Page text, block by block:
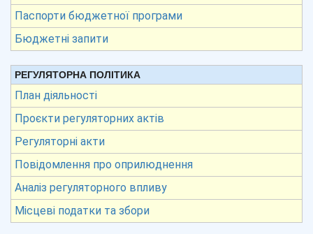
Паспорти бюджетної програми
Бюджетні запити
РЕГУЛЯТОРНА ПОЛІТИКА
План діяльності
Проєкти регуляторних актів
Регуляторні акти
Повідомлення про оприлюднення
Аналіз регуляторного впливу
Місцеві податки та збори